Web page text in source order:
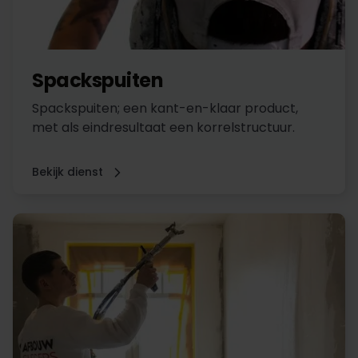
Spackspuiten
Spackspuiten; een kant-en-klaar product,
met als eindresultaat een korrelstructuur.
Bekijk dienst